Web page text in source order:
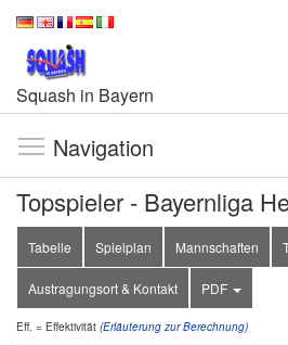
Squash in Bayern
Navigation
Topspieler - Bayernliga
Tabelle Spielplan Mannschaften
Austragungsort & Kontakt PDF
Eff. = Effektivität (Erläuterung zur Berechnung)